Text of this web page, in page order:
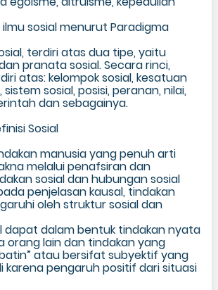
ilmu sosial menurut Paradigma
terdiri atas dua tipe, yaitu
pranata sosial. Secara rinci,
atas: kelompok sosial, kesatuan
sosial, posisi, peranan, nilai,
dan sebagainya.
Sosial
manusia yang penuh arti
melalui penafsiran dan
sosial dan hubungan sosial
penjelasan kausal, tindakan
oleh struktur sosial dan
dapat dalam bentuk tindakan nyata
orang lain dan tindakan yang
atau bersifat subyektif yang
karena pengaruh positif dari situasi